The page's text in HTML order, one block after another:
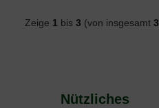
Zeige 1 bis3 (von insgesamt3
Nützliches